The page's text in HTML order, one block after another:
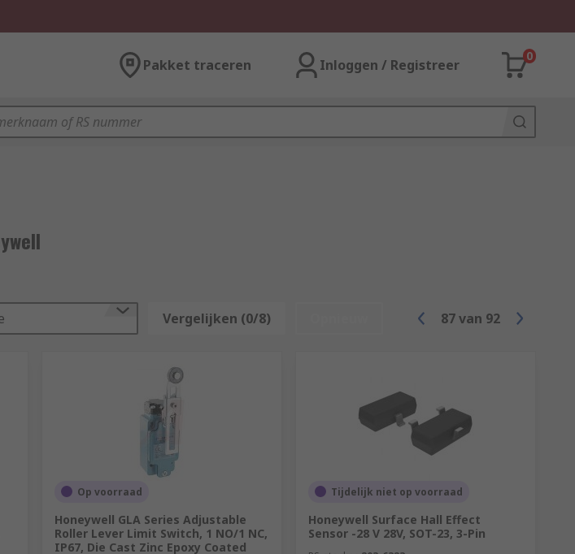
Pakket traceren Inloggen / Registreer
0
Vergelijken (0/8) 87van 92
Op voorraad
Honeywell GLA Series Adjustable
Roller Lever Limit Switch, 1 NO/1 NC,
IP67, Die Cast Zinc Epoxy Coated
Tijdelijk niet op voorraad
Honeywell Surface Hall Effect
Sensor -28 V 28V, SOT-23, 3-Pin